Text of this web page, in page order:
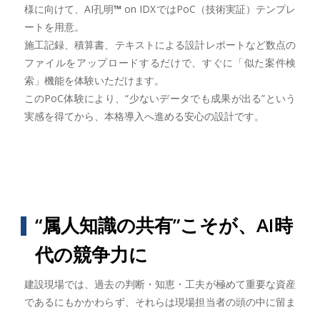
様に向けて、AI孔明™ on IDXではPoC（技術実証）テンプレ
ートを用意。
施工記録、積算書、テキストによる設計レポートなど数点の
ファイルをアップロードするだけで、すぐに「似た案件検
索」機能を体験いただけます。
このPoC体験により、“少ないデータでも成果が出る”という
実感を得てから、本格導入へ進める安心の設計です。
“属人知識の共有”こそが、AI時
代の競争力に
建設現場では、過去の判断・知恵・工夫が極めて重要な資産
であるにもかかわらず、それらは現場担当者の頭の中に留ま